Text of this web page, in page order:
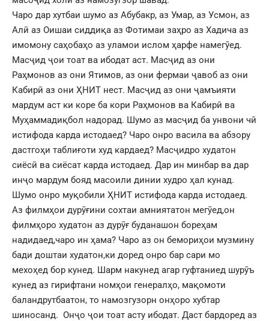
Чаро дар хутбаи шумо аз Абубакр, аз Умар, аз Усмон, аз
Алӣ аз Оишаи сиддиқа аз Фотимаи заҳро аз Хадича аз
имомону саҳобаҳо аз уламои ислом ҳарфе намегӯед.
Масҷид ҷои тоат ва ибодат аст. Масҷид аз они
Раҳмонов аз они Ятимов, аз они фермаи ҷавоб аз они
Кабирӣ аз они ҲНИТ нест. Масҷид аз они ҷамъияти
мардум аст ки коре ба кори Раҳмонов ва Кабирӣ ва
Муҳаммадиқбол надорад. Шумо аз масҷид ба унвони чӣ
истифода карда истодаед? Чаро онро васила ва абзору
дастгоҳи таблиғоти худ кардаед? Масҷидро худатон
сиёсӣ ва сиёсат карда истодаед. Дар ин минбар ва дар
инҷо мардум бояд масоили динии худро ҳал кунад.
Шумо онро муқобили ҲНИТ истифода карда истодаед.
Аз филмҳои дурӯғини сохтаи амниятатон мегӯед,он
филмҳоро худатон аз дурӯғ буданашон бореҳам
надидаед,чаро ин ҳама? Чаро аз он бемориҳои музмину
бади доштаи худатон,ки доред онро бар сари мо
мехоҳед бор кунед. Шарм накунед агар гуфтаниед шурӯъ
кунед аз гирифтани номҳои генералҳо, мақомоти
баландрутбаатон, то намозгузорн онҳоро хубтар
шиносанд. Онҷо ҷои тоат асту ибодат. Даст бардоред аз